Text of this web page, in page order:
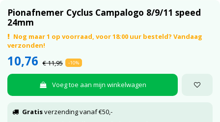
Pionafnemer Cyclus Campalogo 8/9/11 speed
24mm
Nog maar 1 op voorraad, voor 18:00 uur besteld? Vandaag
verzonden!
10,76 € 11,95 -10%
Voeg toe aan mijn winkelwagen
Gratisverzending vanaf €50,-